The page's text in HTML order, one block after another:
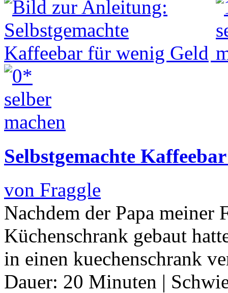
Selbstgemachte
von Fraggle
Nachdem der Papa meiner
Küchenschrank gebaut
in einen kuechenschrank
Dauer: 20 Minuten |